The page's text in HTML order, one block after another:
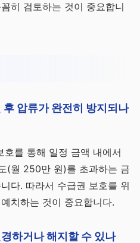
히 검토하는 것이 중요합니
압류가 완전히 방지되나
를 통해 일정 금액 내에서
(월 250만 원)를 초과하는 금
다. 따라서 수급권 보호를 위
치하는 것이 중요합니다.
하거나 해지할 수 있나